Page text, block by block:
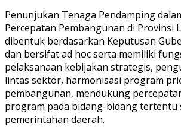
Penunjukan Tenaga Pendamping
Percepatan Pembangunan di Provinsi
dibentuk berdasarkan Keputusan
dan bersifat ad hoc serta memiliki
pelaksanaan kebijakan strategis,
lintas sektor, harmonisasi program
pembangunan, mendukung
program pada bidang-bidang tertentu
pemerintahan daerah.